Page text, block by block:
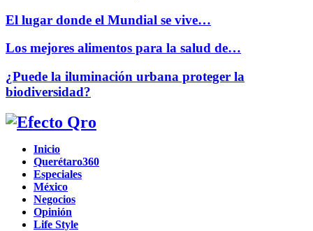
El lugar donde el Mundial se vive…
Los mejores alimentos para la salud de…
¿Puede la iluminación urbana proteger la
biodiversidad?
Facebook
Twitter
Instagram
Youtube
Whatsapp
Inicio
Querétaro360
Especiales
México
Negocios
Opinión
Life Style